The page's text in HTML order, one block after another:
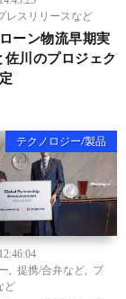
レスリリースなど
ーン物流早期実
川のプロジェク
テクノロジー/製品
提携/合弁など
プ
ど